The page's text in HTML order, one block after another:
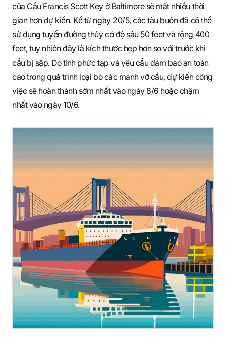
của Cầu Francis Scott Key ở Baltimore sẽ mất nhiều thời
gian hơn dự kiến. Kể từ ngày 20/5, các tàu buôn đã có thể
sử dụng tuyến đường thủy có độ sâu 50 feet và rộng 400
feet, tuy nhiên đây là kích thước hẹp hơn so với trước khi
cầu bị sập. Do tính phức tạp và yêu cầu đảm bảo an toàn
cao trong quá trình loại bỏ các mảnh vỡ cầu, dự kiến công
việc sẽ hoàn thành sớm nhất vào ngày 8/6 hoặc chậm
nhất vào ngày 10/6.